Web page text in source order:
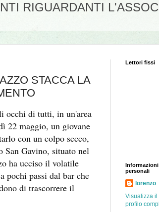
RIGUARDANTI
STACCA LA
occhi di tutti, in un'area
22 maggio, un giovane
con un colpo secco,
San Gavino, situato nel
ha ucciso il volatile
pochi passi dal bar che
di trascorrere il
Lettori fissi
Informazioni
personali
lorenzo
Visualizza il
profilo